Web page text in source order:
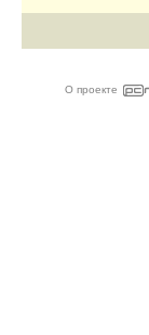
О проекте